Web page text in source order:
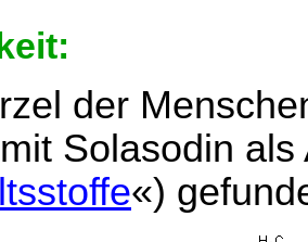
der
Solasodin
«)